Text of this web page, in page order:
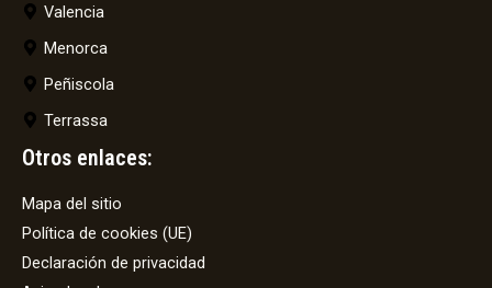
Valencia
Menorca
Peñiscola
Terrassa
Otros enlaces:
Mapa del sitio
Política de cookies (UE)
Declaración de privacidad